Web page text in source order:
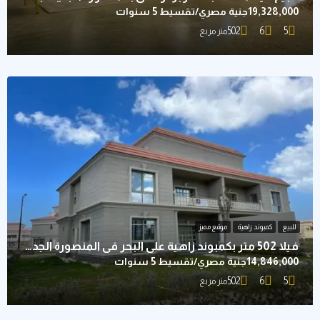
متر مربع
مصري/تقسيط 5 سنوات
فيلا 502 متر بكمبوند زاهية علي البحر في المنصورة الجديدة
متر مربع
مصري/تقسيط 5 سنوات
كمبوند زاهية موقع مميز